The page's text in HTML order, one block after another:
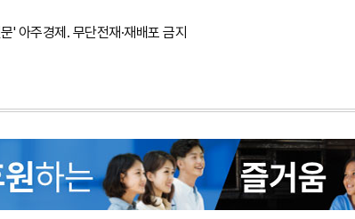
' 아주경제. 무단전재·재배포 금지